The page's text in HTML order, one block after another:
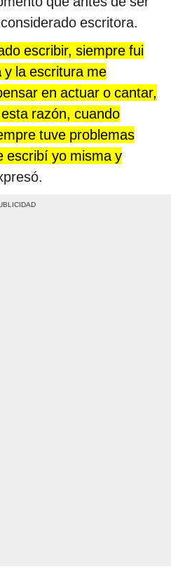
escritora.
escribir, siempre fui
y la escritura me
en actuar o cantar,
razón, cuando
tuve problemas
escribí yo misma y